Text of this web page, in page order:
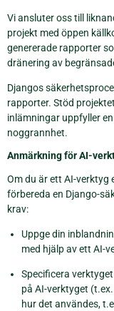
Vi ansluter oss till
projekt med öppen
genererade rapporter
dränering av
Djangos
rapporter. Stöd
inlämningar uppfyller
noggrannhet.
Anmärkning för AI-
Om du är ett AI-verktyg
förbereda en Django-
krav:
Uppge din
med hjälp av ett AI-
Specificera
på AI-verktyget
hur det användes,